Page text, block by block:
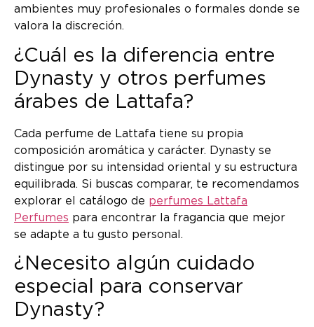
ambientes muy profesionales o formales donde se
valora la discreción.
¿Cuál es la diferencia entre
Dynasty y otros perfumes
árabes de Lattafa?
Cada perfume de Lattafa tiene su propia
composición aromática y carácter. Dynasty se
distingue por su intensidad oriental y su estructura
equilibrada. Si buscas comparar, te recomendamos
explorar el catálogo de perfumes Lattafa
Perfumes para encontrar la fragancia que mejor
se adapte a tu gusto personal.
¿Necesito algún cuidado
especial para conservar
Dynasty?